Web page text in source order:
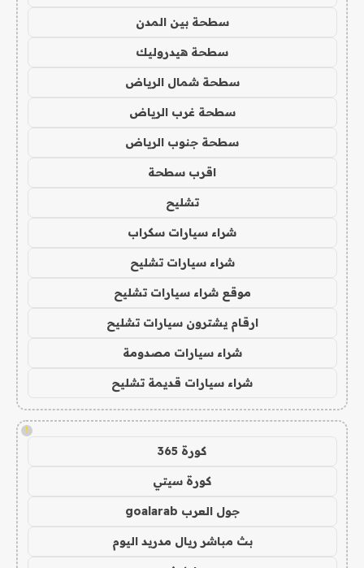
سطحة بين المدن
سطحة هيدروليك
سطحة شمال الرياض
سطحة غرب الرياض
سطحة جنوب الرياض
اقرب سطحة
تشليح
شراء سيارات سكراب
شراء سيارات تشليح
موقع شراء سيارات تشليح
ارقام يشترون سيارات تشليح
شراء سيارات مصدومة
شراء سيارات قديمة تشليح
!
كورة 365
كورة سيتي
جول العرب goalarab
بث مباشر ريال مدريد اليوم